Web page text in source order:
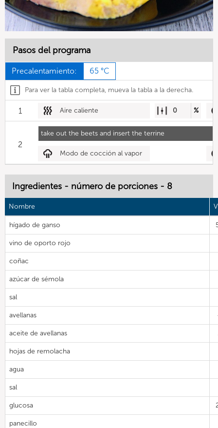
Pasos del programa
Precalentamiento: 65 °C
Para ver la tabla completa, mueva la tabla a la derecha.
1 Aire caliente 0 %
take out the beets and insert the terrine
2
Modo de cocción al vapor
Ingredientes - número de porciones - 8
Nombre
hígado de ganso
vino de oporto rojo
coñac
azúcar de sémola
sal
avellanas
aceite de avellanas
hojas de remolacha
agua
sal
glucosa
panecillo